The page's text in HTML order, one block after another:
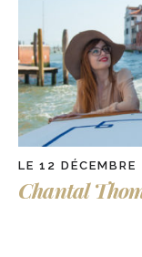
LE 12 DÉCEMBRE
Chantal